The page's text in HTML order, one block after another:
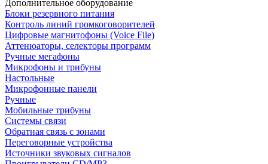
Дополнительное оборудование
Блоки резервного питания
Контроль линий громкоговорителей
Цифровые магнитофоны (Voice File)
Аттенюаторы, селекторы программ
Ручные мегафоны
Микрофоны и трибуны
Настольные
Микрофонные панели
Ручные
Мобильные трибуны
Системы связи
Обратная связь с зонами
Переговорные устройства
Источники звуковых сигналов